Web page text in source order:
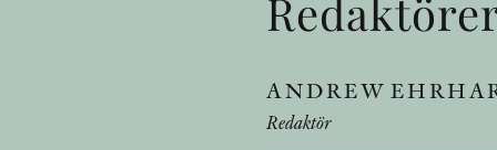
ANDREW
Redaktör